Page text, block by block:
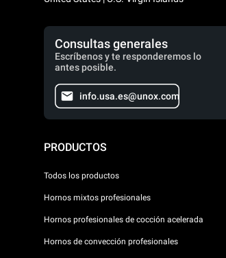
Consultas generales
Escríbenos y te responderemos lo
antes posible.
info.usa.es@unox.com
PRODUCTOS
Todos los productos
Hornos mixtos profesionales
Hornos profesionales de cocción acelerada
Hornos de convección profesionales